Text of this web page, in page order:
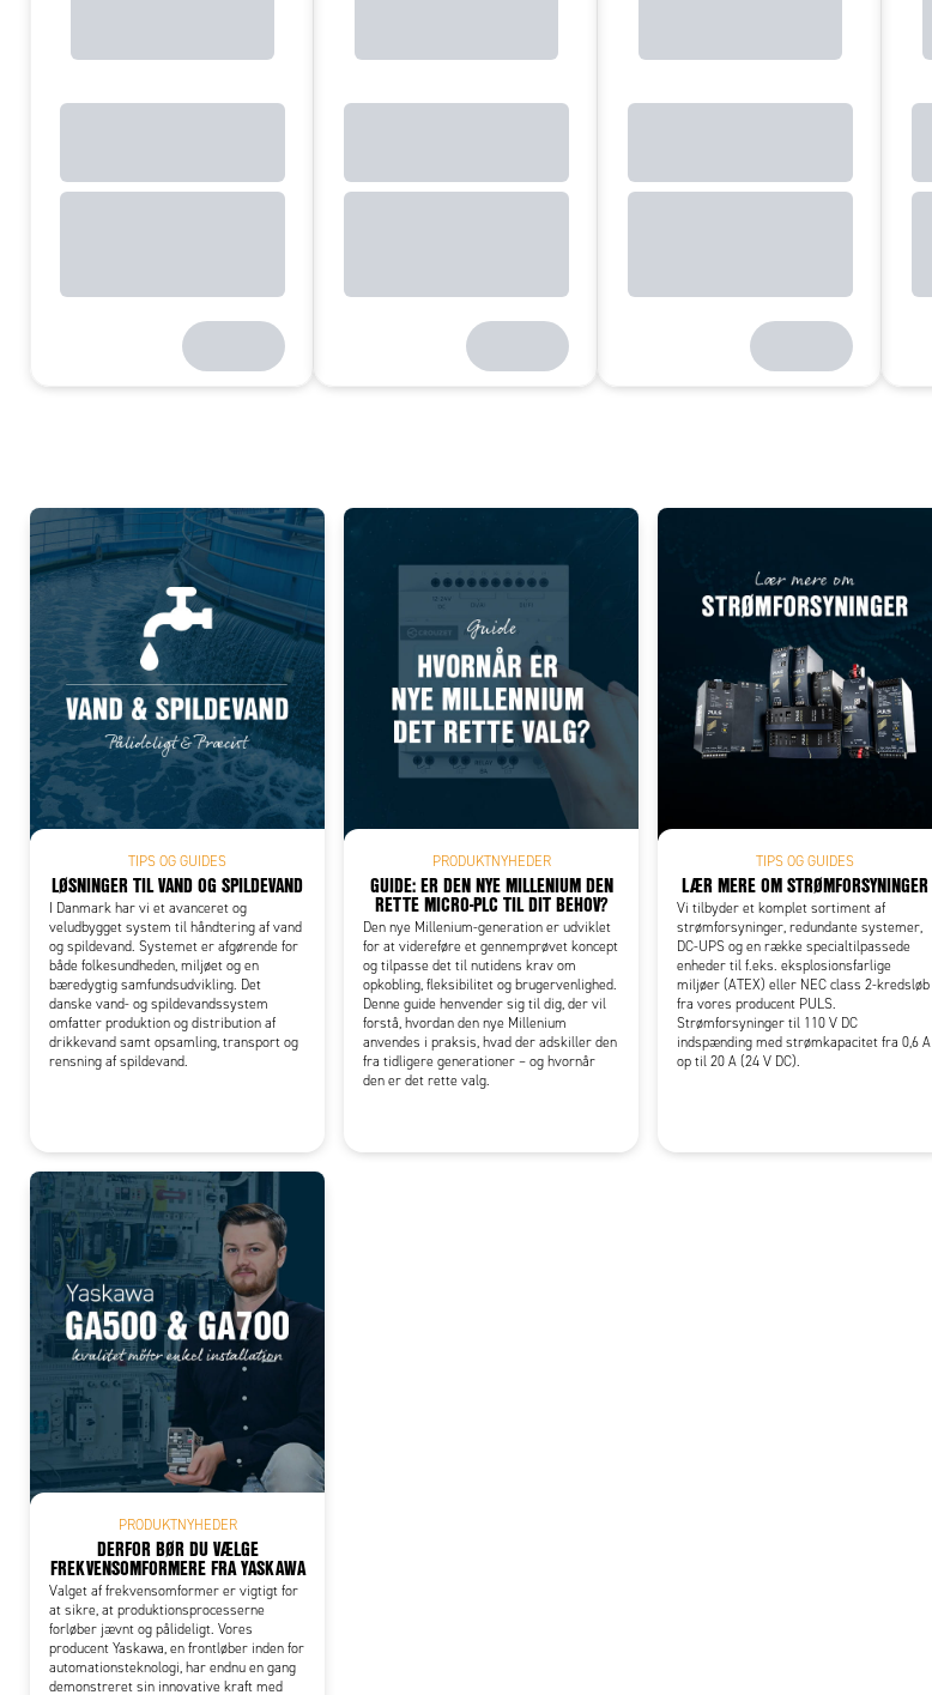
Add to existing cart row Add as new cart row
TIPS OG GUIDES
LØSNINGER TIL VAND OG SPILDEVAND
I Danmark har vi et avanceret og
veludbygget system til håndtering af vand
og spildevand. Systemet er afgørende for
både folkesundheden, miljøet og en
bæredygtig samfundsudvikling. Det
danske vand- og spildevandssystem
omfatter produktion og distribution af
drikkevand samt opsamling, transport og
rensning af spildevand.
PRODUKTNYHEDER
GUIDE: ER DEN NYE MILLENIUM DEN
RETTE MICRO-PLC TIL DIT BEHOV?
Den nye Millenium-generation er udviklet
for at videreføre et gennemprøvet koncept
og tilpasse det til nutidens krav om
opkobling, fleksibilitet og brugervenlighed.
Denne guide henvender sig til dig, der vil
forstå, hvordan den nye Millenium
anvendes i praksis, hvad der adskiller den
fra tidligere generationer – og hvornår
den er det rette valg.
TIPS OG GUIDES
LÆR MERE OM STRØMFORSYNINGER
Vi tilbyder et komplet sortiment af
strømforsyninger, redundante systemer,
DC-UPS og en række specialtilpassede
enheder til f.eks. eksplosionsfarlige
miljøer (ATEX) eller NEC class 2-kredsløb
fra vores producent PULS.
Strømforsyninger til 110 V DC
indspænding med strømkapacitet fra 0,6 A
op til 20 A (24 V DC).
PRODUKTNYHEDER
DERFOR BØR DU VÆLGE
FREKVENSOMFORMERE FRA YASKAWA
Valget af frekvensomformer er vigtigt for
at sikre, at produktionsprocesserne
forløber jævnt og pålideligt. Vores
producent Yaskawa, en frontløber inden for
automationsteknologi, har endnu en gang
demonstreret sin innovative kraft med